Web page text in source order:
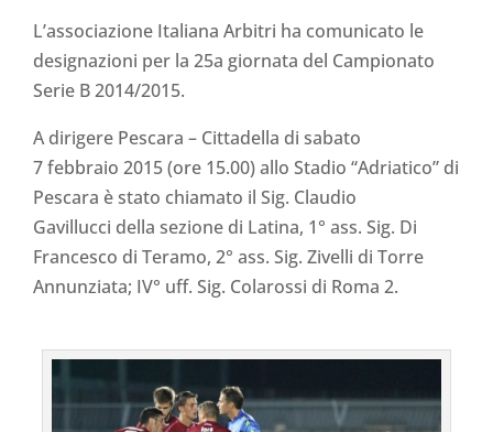
L’associazione Italiana Arbitri ha comunicato le
designazioni per la 25a giornata del Campionato
Serie B 2014/2015.
A dirigere Pescara – Cittadella di sabato
7 febbraio 2015 (ore 15.00) allo Stadio “Adriatico” di
Pescara è stato chiamato il Sig. Claudio
Gavillucci della sezione di Latina, 1° ass. Sig. Di
Francesco di Teramo, 2° ass. Sig. Zivelli di Torre
Annunziata; IV° uff. Sig. Colarossi di Roma 2.